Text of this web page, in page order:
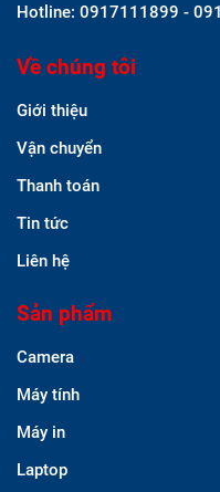
Hotline: 0917111899 -
Về chúng tôi
Giới thiệu
Vận chuyển
Thanh toán
Tin tức
Liên hệ
Sản phẩm
Camera
Máy tính
Máy in
Laptop